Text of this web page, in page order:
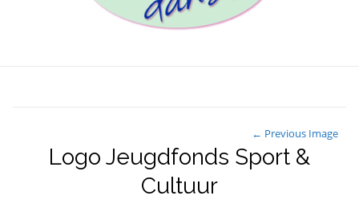
← Previous Image
Logo Jeugdfonds Sport &
Cultuur